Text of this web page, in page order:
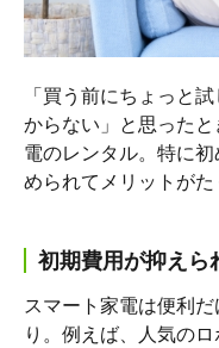
「買う前にちょっと
からない」と思った
電のレンタル。特に
められてメリットがた
初期費用が抑えら
スマート家電は便利
り。例えば、人気の